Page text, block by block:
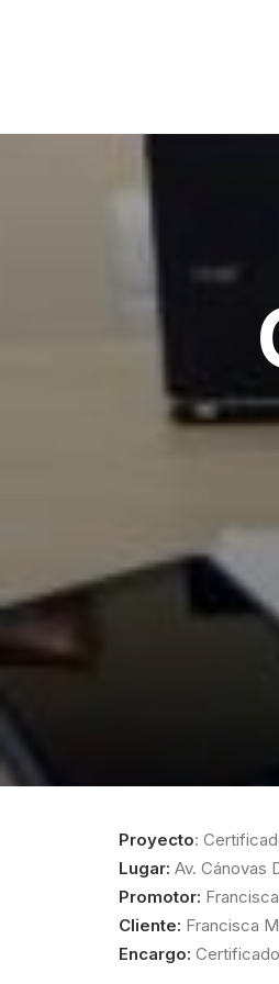
Proyecto:
Lugar: Av. Cánovas
Promotor:
Cliente: Francisca
Encargo: